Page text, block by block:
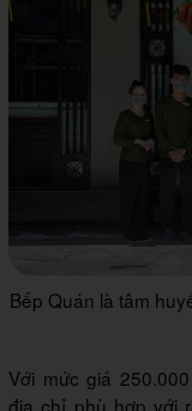
Bếp Quán là tâm
Với mức giá
địa chỉ phù hợp với